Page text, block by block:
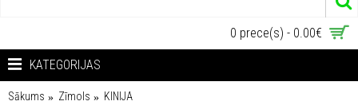
0 prece(s) - 0.00€
KATEGORIJAS
Sākums Zīmols KINIJA